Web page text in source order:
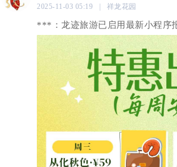
2025-11-03 05:19 | 祥龙花园
***：龙迹旅游已启用最新小程序